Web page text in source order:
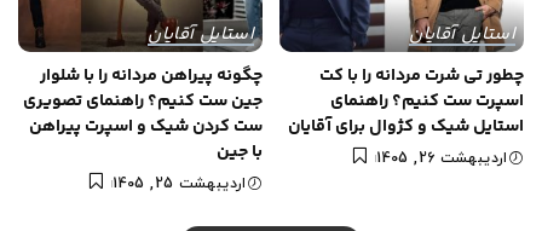
استایل آقایان
چطور تی شرت مردانه را با کت
اسپرت ست کنیم؟ راهنمای
استایل شیک و کژوال برای آقایان
اردیبهشت 26, 1405
استایل آقایان
چگونه پیراهن مردانه را با شلوار
جین ست کنیم؟ راهنمای تصویری
ست کردن شیک و اسپرت پیراهن
با جین
اردیبهشت 25, 1405